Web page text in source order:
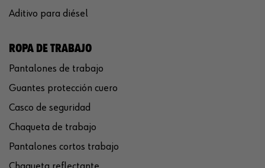
Aditivo para diésel
ROPA DE TRABAJO
Pantalones de trabajo
Guantes protección cuero
Casco de seguridad
Chaqueta de trabajo
Pantalones cortos trabajo